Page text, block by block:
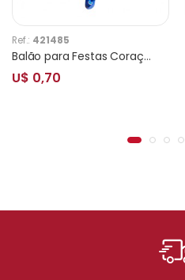
Ref.: 421485
Balão para Festas Coraçâo YSBLP02 Azul
U$ 0,70